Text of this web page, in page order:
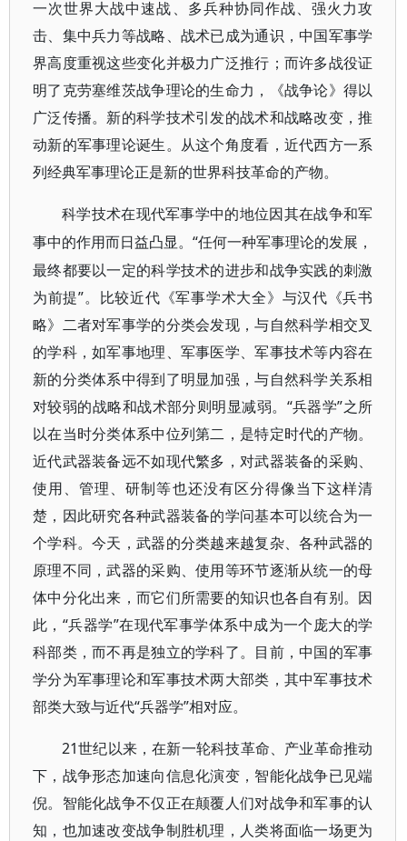
一次世界大战中速战、多兵种协同作战、强火力攻
击、集中兵力等战略、战术已成为通识，中国军事学
界高度重视这些变化并极力广泛推行；而许多战役证
明了克劳塞维茨战争理论的生命力，《战争论》得以
广泛传播。新的科学技术引发的战术和战略改变，推
动新的军事理论诞生。从这个角度看，近代西方一系
列经典军事理论正是新的世界科技革命的产物。
科学技术在现代军事学中的地位因其在战争和军
事中的作用而日益凸显。“任何一种军事理论的发展，
最终都要以一定的科学技术的进步和战争实践的刺激
为前提”。比较近代《军事学术大全》与汉代《兵书
略》二者对军事学的分类会发现，与自然科学相交叉
的学科，如军事地理、军事医学、军事技术等内容在
新的分类体系中得到了明显加强，与自然科学关系相
对较弱的战略和战术部分则明显减弱。“兵器学”之所
以在当时分类体系中位列第二，是特定时代的产物。
近代武器装备远不如现代繁多，对武器装备的采购、
使用、管理、研制等也还没有区分得像当下这样清
楚，因此研究各种武器装备的学问基本可以统合为一
个学科。今天，武器的分类越来越复杂、各种武器的
原理不同，武器的采购、使用等环节逐渐从统一的母
体中分化出来，而它们所需要的知识也各自有别。因
此，“兵器学”在现代军事学体系中成为一个庞大的学
科部类，而不再是独立的学科了。目前，中国的军事
学分为军事理论和军事技术两大部类，其中军事技术
部类大致与近代“兵器学”相对应。
21世纪以来，在新一轮科技革命、产业革命推动
下，战争形态加速向信息化演变，智能化战争已见端
倪。智能化战争不仅正在颠覆人们对战争和军事的认
知，也加速改变战争制胜机理，人类将面临一场更为